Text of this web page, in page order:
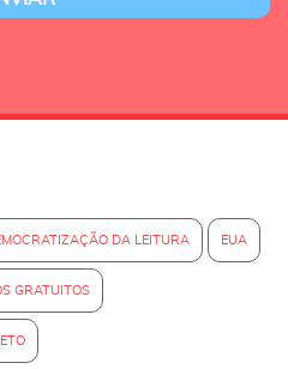
DA LEITURA EUA
GRATUITOS